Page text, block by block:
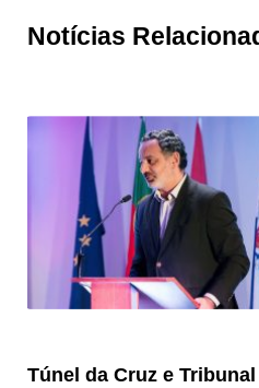
Notícias
Túnel da Cruz e